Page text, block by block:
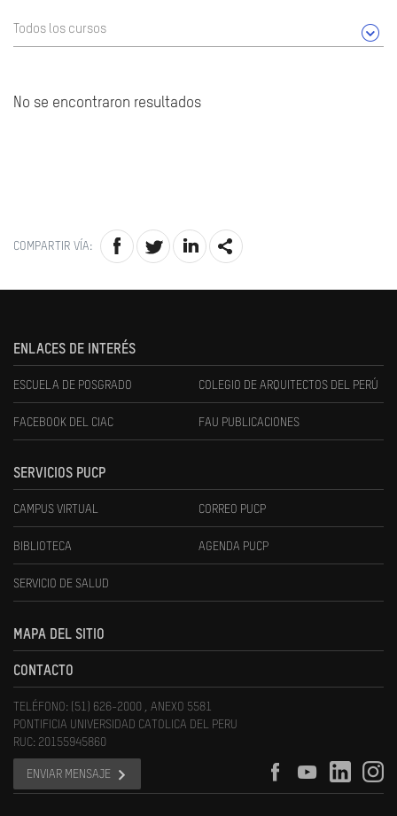
Todos los cursos
No se encontraron resultados
COMPARTIR VÍA:
ENLACES DE INTERÉS
ESCUELA DE POSGRADO COLEGIO DE ARQUITECTOS DEL PERÚ
FACEBOOK DEL CIAC FAU PUBLICACIONES
SERVICIOS PUCP
CAMPUS VIRTUAL CORREO PUCP
BIBLIOTECA AGENDA PUCP
SERVICIO DE SALUD
MAPA DEL SITIO
CONTACTO
TELÉFONO: (51) 626-2000 , ANEXO 5581
PONTIFICIA UNIVERSIDAD CATOLICA DEL PERU
RUC: 20155945860
ENVIAR MENSAJE